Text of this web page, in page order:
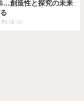
創造性と探究の未来
16:15